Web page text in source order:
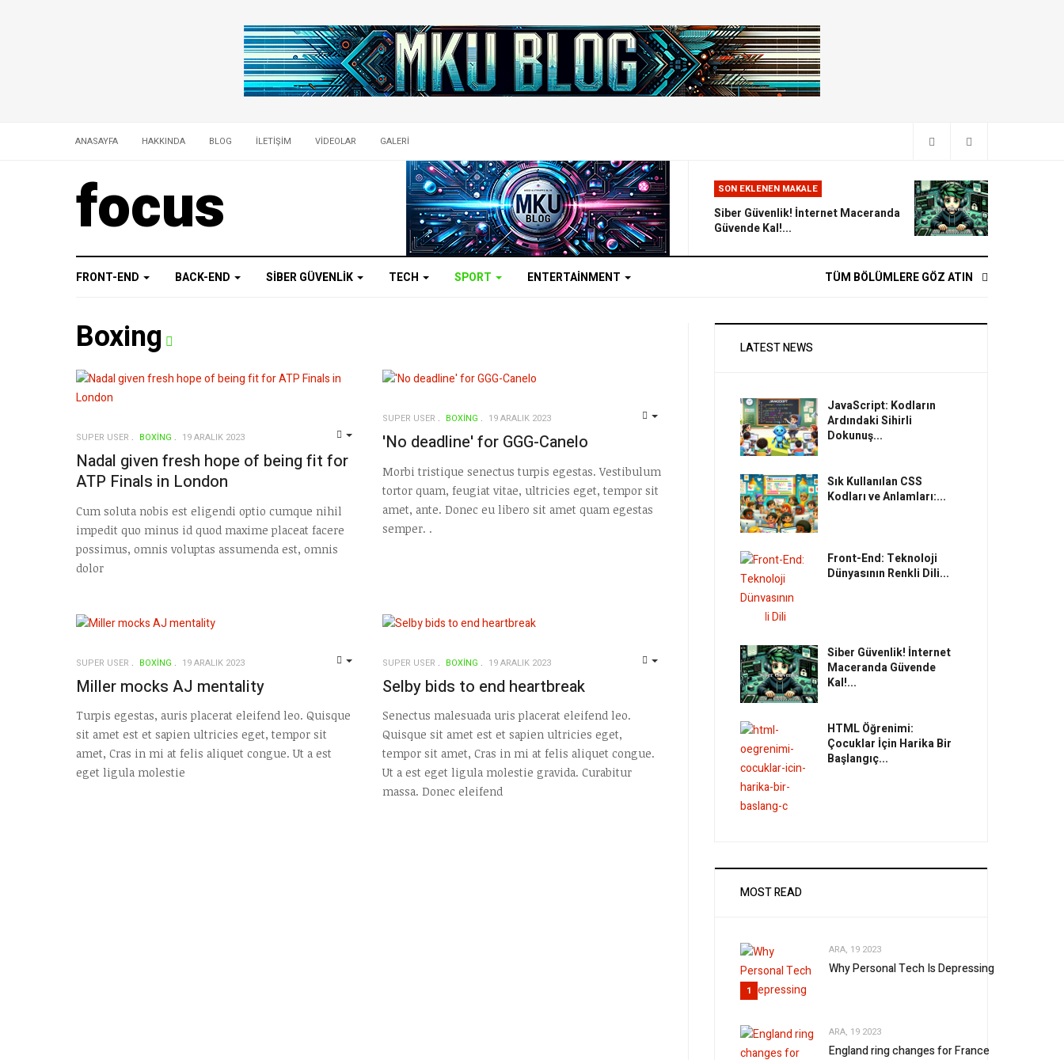
ANASAYFA HAKKINDA BLOG İLETIŞIM VIDEOLAR GALERI
focus SON EKLENEN MAKALE
Siber Güvenlik! İnternet Maceranda
Güvende Kal!...
FRONT-END BACK-END SIBER GÜVENLIK TECH SPORT ENTERTAINMENT TÜM BÖLÜMLERE GÖZ ATIN
Boxing
SUPER USER BOXING 19 ARALIK 2023
Nadal given fresh hope of being fit for
ATP Finals in London
Cum soluta nobis est eligendi optio cumque nihil
impedit quo minus id quod maxime placeat facere
possimus, omnis voluptas assumenda est, omnis
dolor
SUPER USER BOXING 19 ARALIK 2023
'No deadline' for GGG-Canelo
Morbi tristique senectus turpis egestas. Vestibulum
tortor quam, feugiat vitae, ultricies eget, tempor sit
amet, ante. Donec eu libero sit amet quam egestas
semper. .
SUPER USER BOXING 19 ARALIK 2023
Miller mocks AJ mentality
Turpis egestas, auris placerat eleifend leo. Quisque
sit amet est et sapien ultricies eget, tempor sit
amet, Cras in mi at felis aliquet congue. Ut a est
eget ligula molestie
SUPER USER BOXING 19 ARALIK 2023
Selby bids to end heartbreak
Senectus malesuada uris placerat eleifend leo.
Quisque sit amet est et sapien ultricies eget,
tempor sit amet, Cras in mi at felis aliquet congue.
Ut a est eget ligula molestie gravida. Curabitur
massa. Donec eleifend
LATEST NEWS
JavaScript: Kodların
Ardındaki Sihirli
Dokunuş...
Sık Kullanılan CSS
Kodları ve Anlamları:...
Front-End: Teknoloji
Dünyasının Renkli Dili...
Siber Güvenlik! İnternet
Maceranda Güvende
Kal!...
HTML Öğrenimi:
Çocuklar İçin Harika Bir
Başlangıç...
MOST READ
1
ARA, 19 2023
Why Personal Tech Is Depressing
ARA, 19 2023
England ring changes for France